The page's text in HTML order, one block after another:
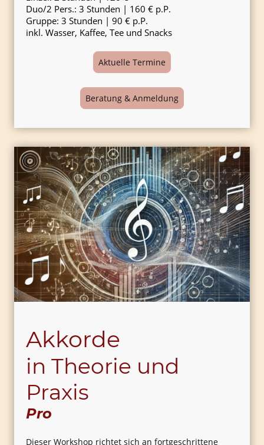
Duo/2 Pers.: 3 Stunden | 160 € p.P.
Gruppe: 3 Stunden | 90 € p.P.
inkl. Wasser, Kaffee, Tee und Snacks
Aktuelle Termine
Beratung & Anmeldung
Akkorde
in Theorie und
Praxis
Pro
Dieser Workshop richtet sich an fortgeschrittene